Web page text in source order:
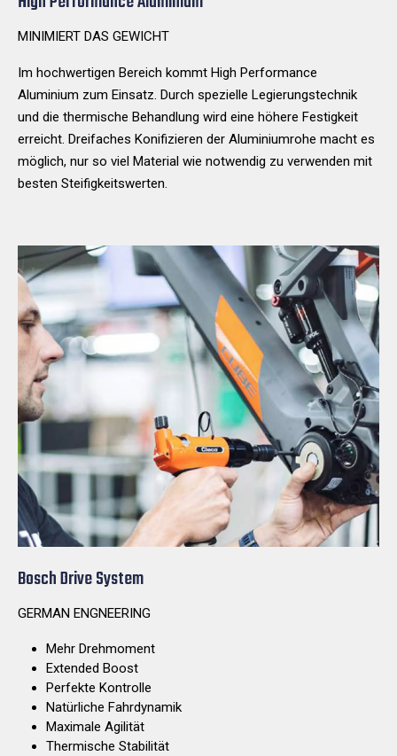
MINIMIERT DAS GEWICHT
Im hochwertigen Bereich kommt High Performance
Aluminium zum Einsatz. Durch spezielle Legierungstechnik
und die thermische Behandlung wird eine höhere Festigkeit
erreicht. Dreifaches Konifizieren der Aluminiumrohe macht es
möglich, nur so viel Material wie notwendig zu verwenden mit
besten Steifigkeitswerten.
Bosch Drive System
GERMAN ENGNEERING
Mehr Drehmoment
Extended Boost
Perfekte Kontrolle
Natürliche Fahrdynamik
Maximale Agilität
Thermische Stabilität